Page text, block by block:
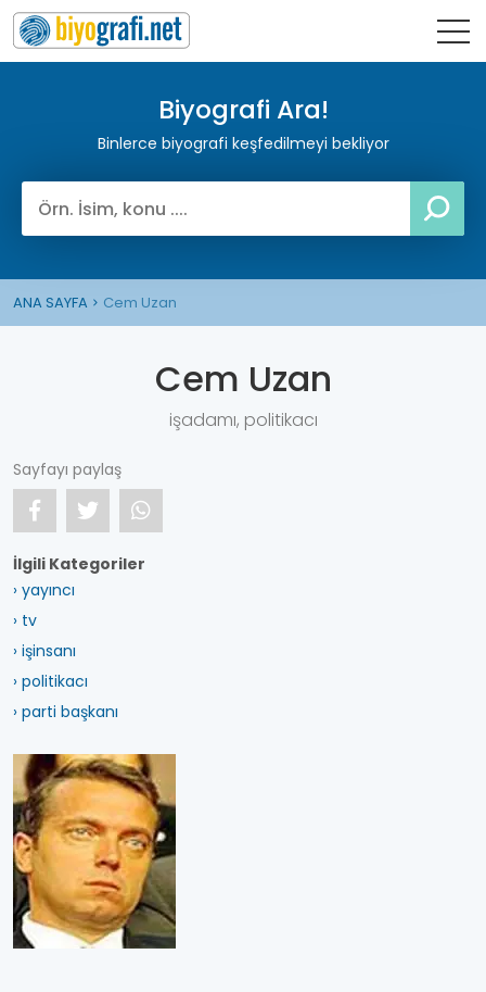
Biyografi Ara!
Binlerce biyografi keşfedilmeyi bekliyor
ANA SAYFA Cem Uzan
Cem Uzan
işadamı, politikacı
Sayfayı paylaş
İlgili Kategoriler
› yayıncı
› tv
› işinsanı
› politikacı
› parti başkanı